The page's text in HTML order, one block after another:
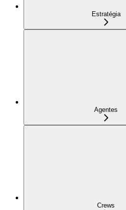
Estratégia
Agentes
Crews